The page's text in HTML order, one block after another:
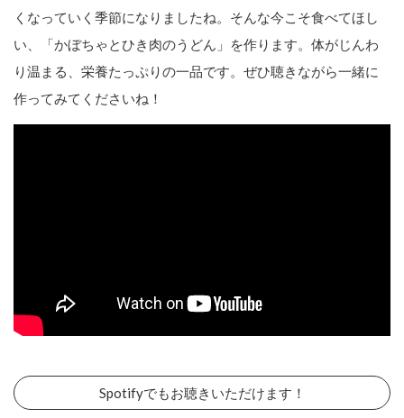
くなっていく季節になりましたね。そんな今こそ食べてほし
い、「かぼちゃとひき肉のうどん」を作ります。体がじんわ
り温まる、栄養たっぷりの一品です。ぜひ聴きながら一緒に
作ってみてくださいね！
Spotifyでもお聴きいただけます！